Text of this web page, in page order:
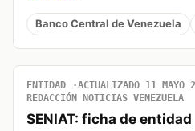
Banco Central de Venezuela
ENTIDAD ACTUALIZADO 11 MAYO
REDACCIÓN NOTICIAS VENEZUELA
SENIAT: ficha de entidad